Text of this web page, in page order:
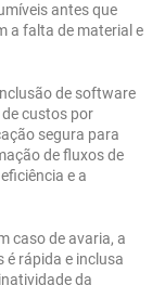
antes que
a falta de material e
de software
custos por
segura para
de fluxos de
e a
caso de avaria, a
é rápida e inclusa
da